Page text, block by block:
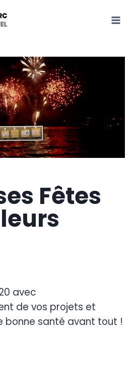
Fêtes
avec
de vos projets et
bonne santé avant tout !